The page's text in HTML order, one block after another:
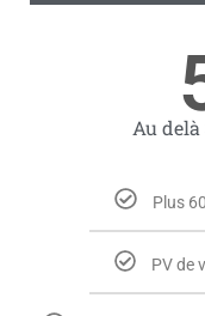
Au
Plus
PV de